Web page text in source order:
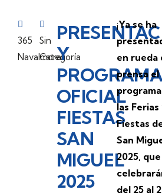
365
Navalmoral
Sin
Categoría
Y
OFICIAL
FIESTAS
SAN
MIGUEL
2025
¡Ya se ha
en rueda
prensa el
las Ferias
Fiestas
San
2025,
del 25 al